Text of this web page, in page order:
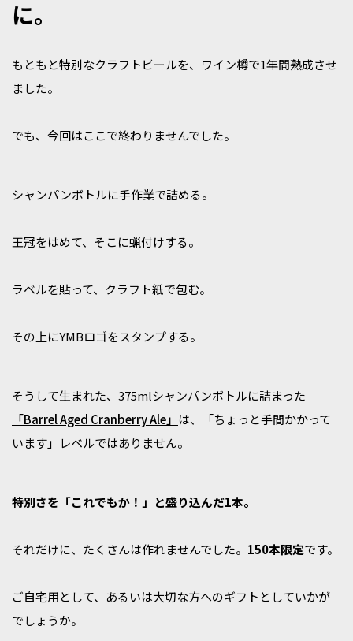
に。
もともと特別なクラフトビールを、ワイン樽で1年間熟成させ
ました。
でも、今回はここで終わりませんでした。
シャンパンボトルに手作業で詰める。
王冠をはめて、そこに蝋付けする。
ラベルを貼って、クラフト紙で包む。
その上にYMBロゴをスタンプする。
そうして生まれた、375mlシャンパンボトルに詰まった
「Barrel Aged Cranberry Ale」 は、「ちょっと手間かかって
います」レベルではありません。
特別さを「これでもか！」と盛り込んだ1本。
それだけに、たくさんは作れませんでした。 150本限定です。
ご自宅用として、あるいは大切な方へのギフトとしていかが
でしょうか。